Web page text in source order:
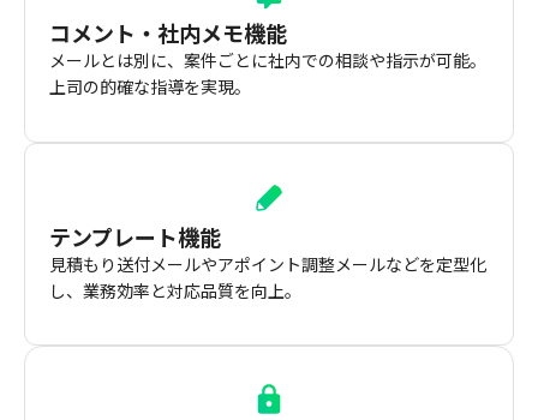
コメント・社内メモ機能
メールとは別に、案件ごとに社内での相談や指示が可能。
上司の的確な指導を実現。
テンプレート機能
見積もり送付メールやアポイント調整メールなどを定型化
し、業務効率と対応品質を向上。